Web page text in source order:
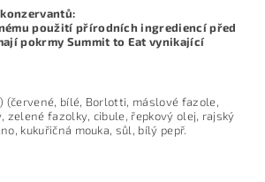
použití přírodních ingrediencí před
pokrmy Summit to Eat vynikající
(červené, bílé, Borlotti, máslové fazole,
zelené fazolky, cibule, řepkový olej, rajský
kukuřičná mouka, sůl, bílý pepř.